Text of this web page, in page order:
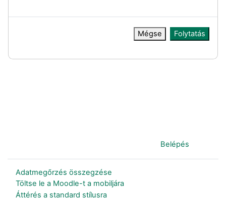
Mégse Folytatás
Belépés
Adatmegőrzés összegzése
Töltse le a Moodle-t a mobiljára
Áttérés a standard stílusra